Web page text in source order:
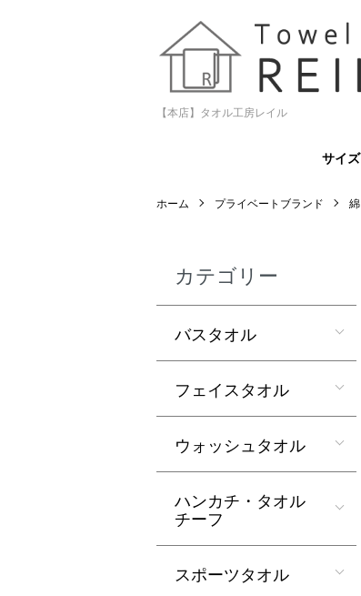
【本店】タオル工房レイル
サイ
ホーム プライベートブランド
カテゴリー
バスタオル
フェイスタオル
ウォッシュタオル
ハンカチ・タオル
チーフ
スポーツタオル